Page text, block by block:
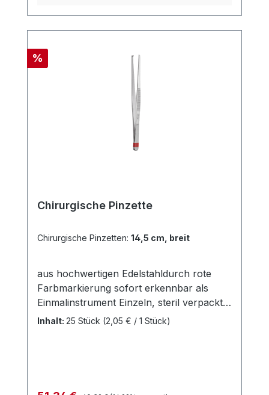
Rabatt
%
Chirurgische Pinzette
Chirurgische Pinzetten: 14,5 cm, breit
aus hochwertigen Edelstahldurch rote
Farbmarkierung sofort erkennbar als
Einmalinstrument Einzeln, steril verpackt
Risiken durch Kreuzkontaminationen sind
Inhalt: 25 Stück (2,05 € / 1 Stück)
Regulärer Preis: